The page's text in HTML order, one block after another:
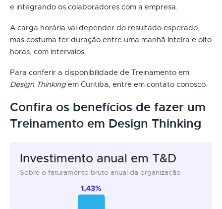
e integrando os colaboradores com a empresa.
A carga horária vai depender do resultado esperado,
mas costuma ter duração entre uma manhã inteira e oito
horas, com intervalos.
Para conferir a disponibilidade de Treinamento em
Design Thinking em Curitiba, entre em contato conosco.
Confira os benefícios de fazer um
Treinamento em Design Thinking
Investimento anual em T&D
Sobre o faturamento bruto anual da organização